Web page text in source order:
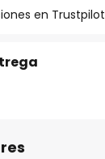
en Trustpilot